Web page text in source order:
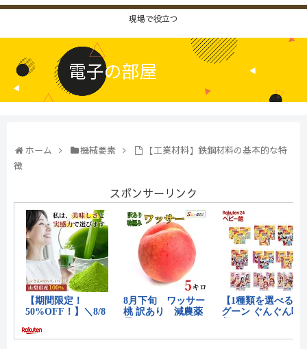
現場で役立つ
ホーム 機械要素
【工業材料】鉄鋼材料の基本的な特
徴
スポンサーリンク